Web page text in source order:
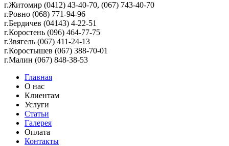
г.Житомир (0412) 43-40-70, (067) 743-40-70
г.Ровно (068) 771-94-96
г.Бердичев (04143) 4-22-51
г.Коростень (096) 464-77-75
г.Звягель (067) 411-24-13
г.Коростышев (067) 388-70-01
г.Малин (067) 848-38-53
Главная
О нас
Клиентам
Услуги
Статьи
Галерея
Оплата
Контакты